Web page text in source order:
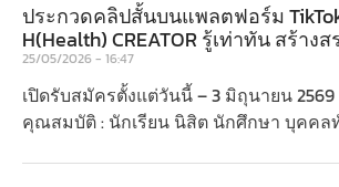
ประกวดคลิปสั้นบนแพลตฟอร์ม TikTok
H(Health) CREATOR รู้เท่าทัน สร้าง
25/05/2026 16:47
เปิดรับสมัครตั้งแต่วันนี้ – 3 มิถุนายน 2569
คุณสมบัติ : นักเรียน นิสิต นักศึกษา บุคคล